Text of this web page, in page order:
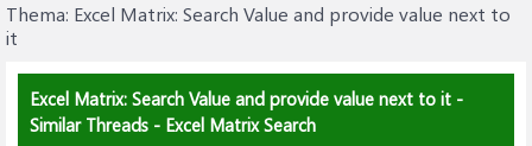
Thema: Excel Matrix: Search Value and provide value next to
it
Excel Matrix: Search Value and provide value next to it -
Similar Threads - Excel Matrix Search